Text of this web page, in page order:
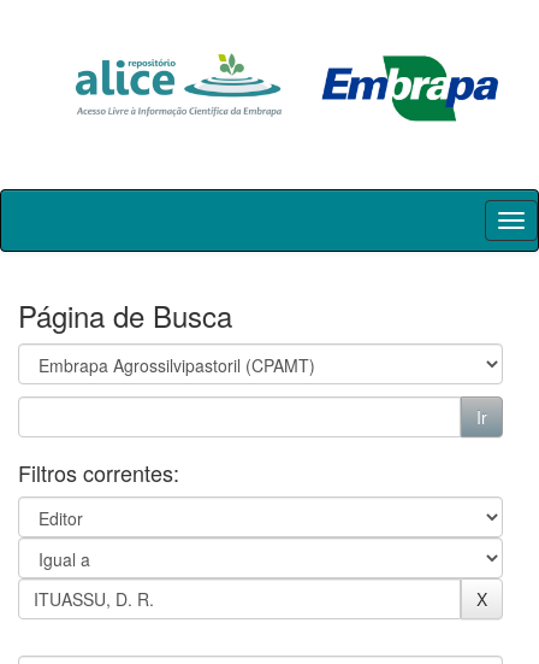
Skip
Página de Busca
Filtros correntes: